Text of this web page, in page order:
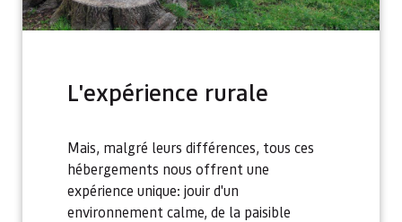
L'expérience rurale
Mais, malgré leurs différences, tous ces
hébergements nous offrent une
expérience unique: jouir d'un
environnement calme, de la paisible